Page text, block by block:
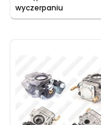
wyczerpaniu